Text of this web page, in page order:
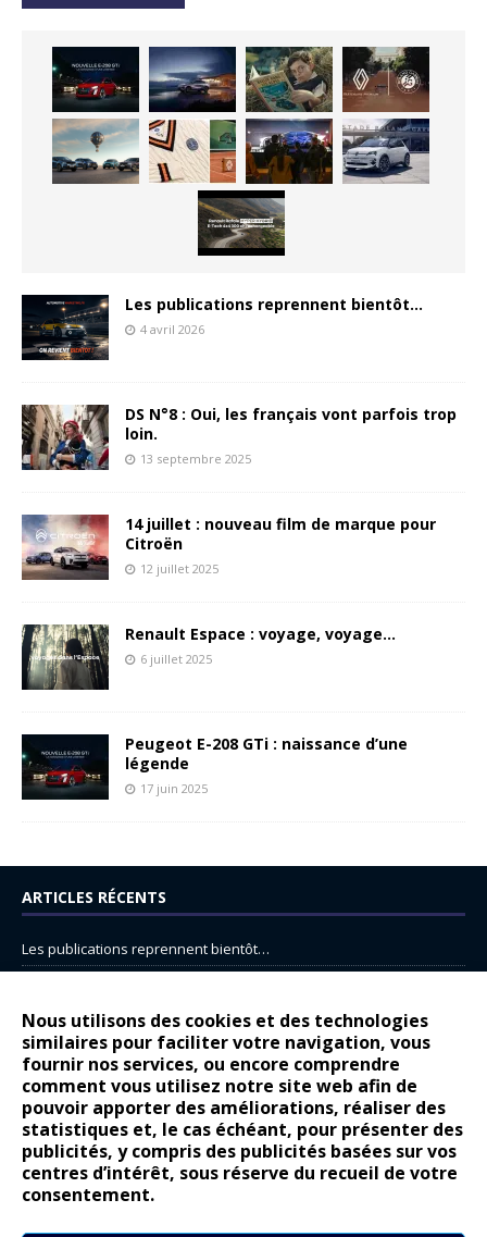
Nous utilisons des cookies et des technologies
similaires pour faciliter votre navigation, vous
fournir nos services, ou encore comprendre
comment vous utilisez notre site web afin de
pouvoir apporter des améliorations, réaliser des
statistiques et, le cas échéant, pour présenter des
publicités, y compris des publicités basées sur vos
centres d’intérêt, sous réserve du recueil de votre
consentement.
Les publications reprennent bientôt…
4 avril 2026
DS N°8 : Oui, les français vont parfois trop
loin.
13 septembre 2025
14 juillet : nouveau film de marque pour
Citroën
12 juillet 2025
Renault Espace : voyage, voyage…
6 juillet 2025
Peugeot E-208 GTi : naissance d’une
légende
17 juin 2025
ARTICLES RÉCENTS
Les publications reprennent bientôt…
14 juillet : nouveau film de marque pour Citroën
Renault Espace : voyage, voyage…
Peugeot E-208 GTi : naissance d’une légende
COMMENTAIRES RÉCENTS
Bernard DardartdansDacia Sandero : pour les gens vrais